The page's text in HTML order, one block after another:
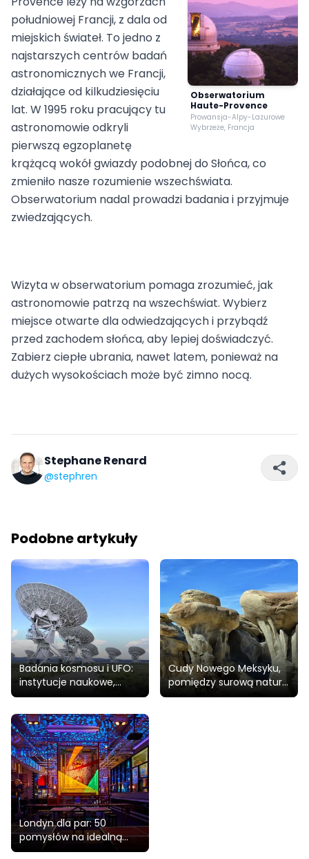
Obserwatorium
Haute-Provence
Prowansja-Alpy-Lazurowe
Wybrzeże, Francja
południowej Francji, z dala od
miejskich świateł. To jedno z
najstarszych centrów badań
astronomicznych we Francji,
działające od kilkudziesięciu
lat. W 1995 roku pracujący tu
astronomowie odkryli
pierwszą egzoplanetę
krążącą wokół gwiazdy podobnej do Słońca, co
zmieniło nasze rozumienie wszechświata.
Obserwatorium nadal prowadzi badania i przyjmuje
zwiedzających.
Wizyta w obserwatorium pomaga zrozumieć, jak
astronomowie patrzą na wszechświat. Wybierz
miejsce otwarte dla odwiedzających i przybądź
przed zachodem słońca, aby lepiej doświadczyć.
Zabierz ciepłe ubrania, nawet latem, ponieważ na
dużych wysokościach może być zimno nocą.
Stephane Renard
@stephren
Podobne artykuły
Badania kosmosu i UFO:
instytucje naukowe,
muzea i miejsca
Cudy Nowego Meksyku,
pomiędzy surową naturą
a legendami Dzikiego
Londyn dla par: 50
pomysłów na idealną
romantyczną ucieczkę